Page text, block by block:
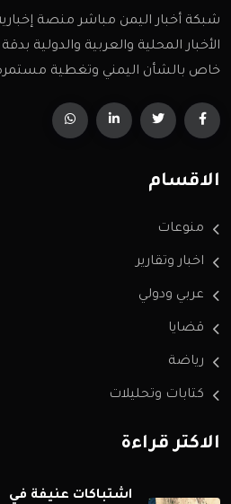
شبكة أخبار اليمن مباشر منصة
الأخبار المحلية والعربية والدولية
خاص بالشأن اليمني وتغطية مستمرة
الاقسام
منوعات
اخبار وتقارير
عربي ودولي
قضايا
رياضة
كتابات وتحليلات
الاكثر قراءة
اشتباكات عنيفة في